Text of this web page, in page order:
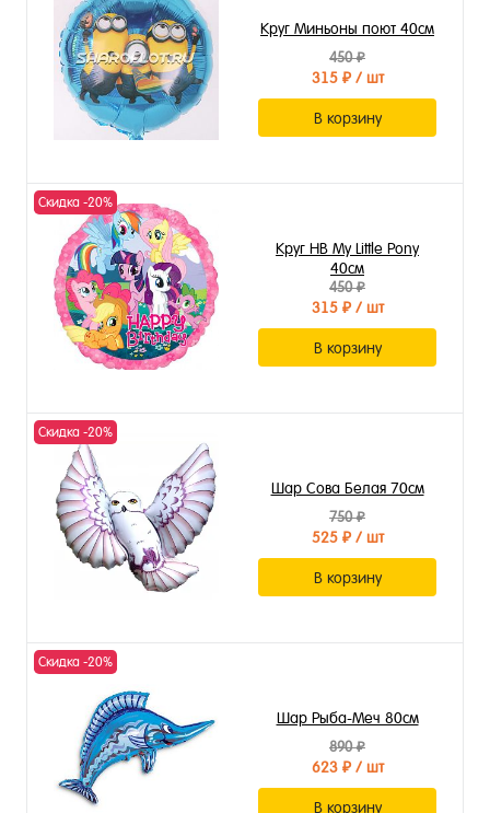
Круг Миньоны поют 40см
450 ₽
315 ₽/ шт
В корзину
Скидка -20%
Круг HB My Little Pony
40см
450 ₽
315 ₽/ шт
В корзину
Скидка -20%
Шар Сова Белая 70см
750 ₽
525 ₽/ шт
В корзину
Скидка -20%
Шар Рыба-Меч 80см
890 ₽
623 ₽/ шт
В корзину